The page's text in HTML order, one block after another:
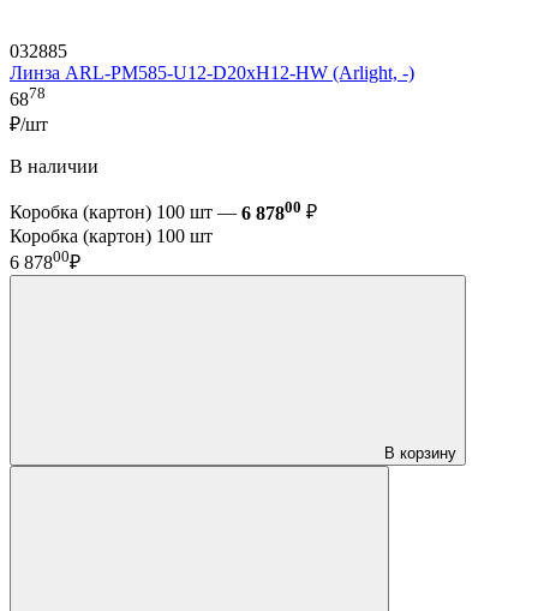
032885
Линза ARL-PM585-U12-D20xH12-HW (Arlight, -)
6878
₽/шт
В наличии
Коробка (картон) 100 шт — 6 87800 ₽
Коробка (картон) 100 шт
6 87800₽
В корзину